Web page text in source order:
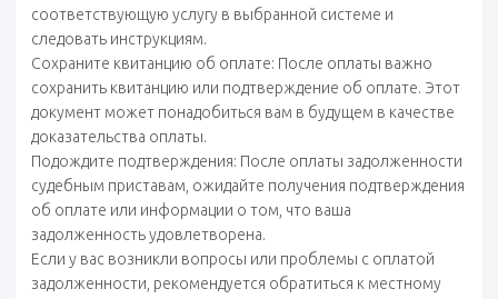
соответствующую услугу в выбранной системе и
следовать инструкциям.
Сохраните квитанцию об оплате: После оплаты важно
сохранить квитанцию или подтверждение об оплате. Этот
документ может понадобиться вам в будущем в качестве
доказательства оплаты.
Подождите подтверждения: После оплаты задолженности
судебным приставам, ожидайте получения подтверждения
об оплате или информации о том, что ваша
задолженность удовлетворена.
Если у вас возникли вопросы или проблемы с оплатой
задолженности, рекомендуется обратиться к местному